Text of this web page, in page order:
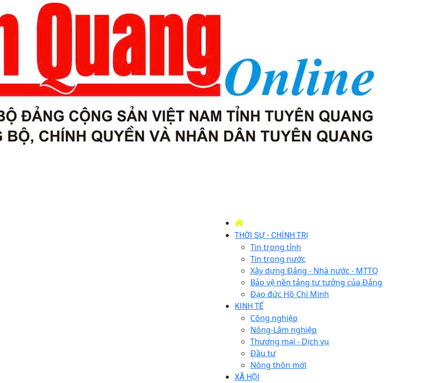
THỜI SỰ - CHÍNH TRỊ
Tin trong tỉnh
Tin trong nước
Xây dựng Đảng - Nhà nước - MTTQ
Bảo vệ nền tảng tư tưởng của Đảng
Đạo đức Hồ Chí Minh
KINH TẾ
Công nghiệp
Nông-Lâm nghiệp
Thương mại - Dịch vụ
Đầu tư
Nông thôn mới
XÃ HỘI